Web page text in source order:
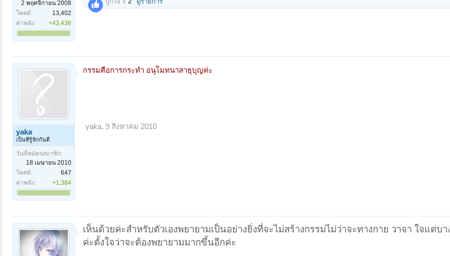
2 พฤศจิกายน 2008
โพสต์:
13,402
ค่าพลัง:
+43,438
yaka
เป็นที่รู้จักกันดี
วันที่สมัครสมาชิก:
18 เมษายน 2010
โพสต์:
647
ค่าพลัง:
+1,384
กรรมคือการกระทำ อนุโมทนาสาธุบุญค่ะ
yaka, 9 สิงหาคม 2010
เห็นด้วยค่ะสำหรับตัวเองพยายามเป็นอย่างยิ่งที่จะไม่สร้างกรรมไม่ว่าจะทางกาย วาจา ใจแต่บ
ค่ะตั้งใจว่าจะต้องพยายามมากขึ้นอีกค่ะ